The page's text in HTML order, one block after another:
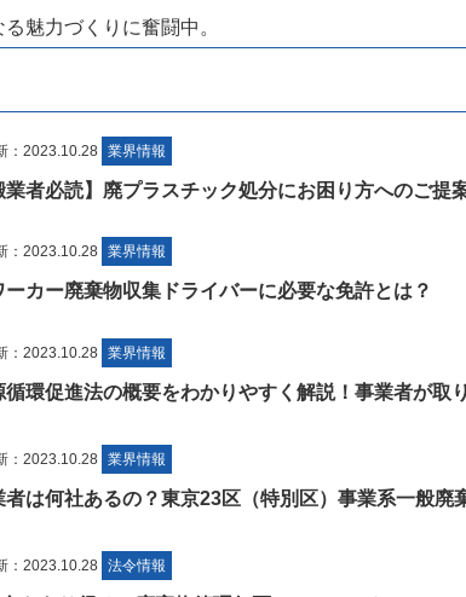
魅力づくりに奮闘中。
：2023.10.28 業界情報
業者必読】廃プラスチック処分にお困り方へのご提
：2023.10.28 業界情報
カー廃棄物収集ドライバーに必要な免許とは？
：2023.10.28 業界情報
循環促進法の概要をわかりやすく解説！事業者が取
：2023.10.28 業界情報
は何社あるの？東京23区（特別区）事業系一般廃
：2023.10.28 法令情報